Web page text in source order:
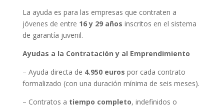
La ayuda es para las empresas que contraten a
jóvenes de entre 16 y 29 años inscritos en el sistema
de garantía juvenil.
Ayudas a la Contratación y al Emprendimiento
– Ayuda directa de 4.950 euros por cada contrato
formalizado (con una duración mínima de seis meses).
– Contratos a tiempo completo, indefinidos o